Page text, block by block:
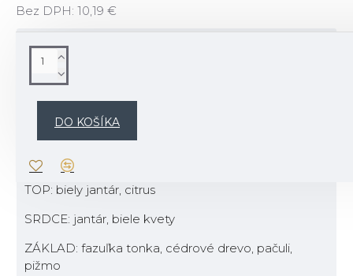
Bez DPH: 10,19 €
DO KOŠÍKA
akcentom a minerálnym srdcom tekutého jantáru a
bielych kvetov. Jemné vône fazuľky tonka a pižma
odhaľujú prirodzenú a magnetizujúcu eleganciu.
TOP: biely jantár, citrus
SRDCE: jantár, biele kvety
ZÁKLAD: fazuľka tonka, cédrové drevo, pačuli,
pižmo